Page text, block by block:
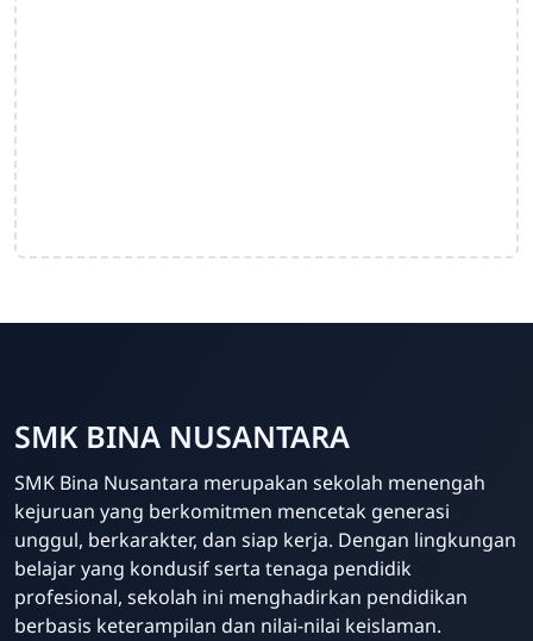
Admin Sekolah
Online
SMK BINA NUSANTARA
SMK Bina Nusantara merupakan sekolah menengah
kejuruan yang berkomitmen mencetak generasi
unggul, berkarakter, dan siap kerja. Dengan lingkungan
belajar yang kondusif serta tenaga pendidik
profesional, sekolah ini menghadirkan pendidikan
berbasis keterampilan dan nilai-nilai keislaman.